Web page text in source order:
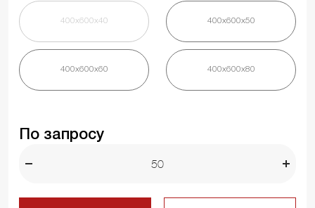
400х600х40 400х600х50
400х600х60 400х600х80
По запросу